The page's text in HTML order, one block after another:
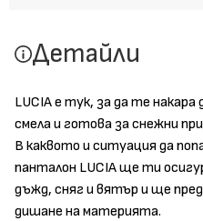
Детайли
LUCIA е тук, за да те
смела и готова за снежни
В каквото и ситуация да
панталон LUCIA ще ти
дъжд, сняг и вятър и ще
дишане на материята.